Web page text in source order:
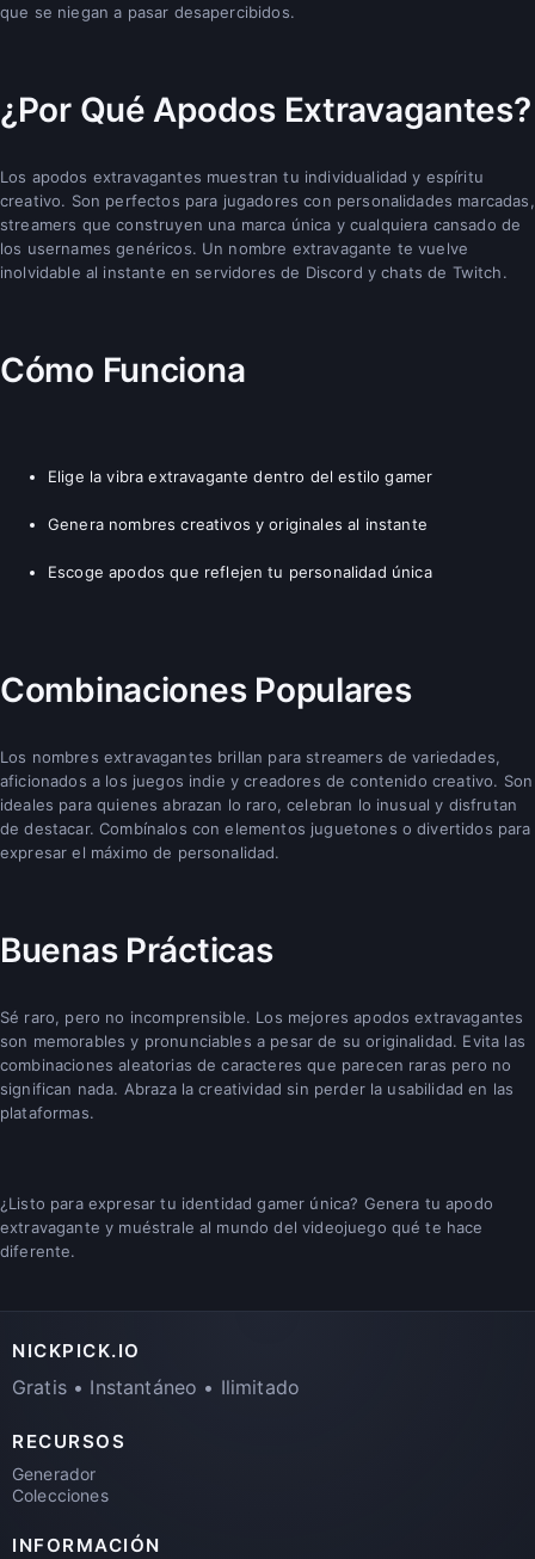
que se niegan a pasar desapercibidos.
¿Por Qué Apodos Extravagantes?
Los apodos extravagantes muestran tu individualidad y espíritu
creativo. Son perfectos para jugadores con personalidades marcadas,
streamers que construyen una marca única y cualquiera cansado de
los usernames genéricos. Un nombre extravagante te vuelve
inolvidable al instante en servidores de Discord y chats de Twitch.
Cómo Funciona
Elige la vibra extravagante dentro del estilo gamer
Genera nombres creativos y originales al instante
Escoge apodos que reflejen tu personalidad única
Combinaciones Populares
Los nombres extravagantes brillan para streamers de variedades,
aficionados a los juegos indie y creadores de contenido creativo. Son
ideales para quienes abrazan lo raro, celebran lo inusual y disfrutan
de destacar. Combínalos con elementos juguetones o divertidos para
expresar el máximo de personalidad.
Buenas Prácticas
Sé raro, pero no incomprensible. Los mejores apodos extravagantes
son memorables y pronunciables a pesar de su originalidad. Evita las
combinaciones aleatorias de caracteres que parecen raras pero no
significan nada. Abraza la creatividad sin perder la usabilidad en las
plataformas.
¿Listo para expresar tu identidad gamer única? Genera tu apodo
extravagante y muéstrale al mundo del videojuego qué te hace
diferente.
NICKPICK.IO
Gratis • Instantáneo • Ilimitado
RECURSOS
Generador
Colecciones
INFORMACIÓN